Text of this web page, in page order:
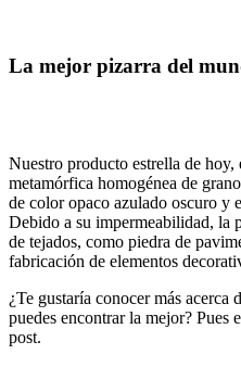
La mejor pizarra del
Nuestro producto estrella de hoy,
metamórfica homogénea de
de color opaco azulado oscuro y
Debido a su impermeabilidad, la
de tejados, como piedra de
fabricación de elementos
¿Te gustaría conocer más acerca
puedes encontrar la mejor? Pues
post.